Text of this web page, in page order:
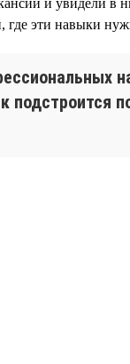
где эти навыки
подстроится